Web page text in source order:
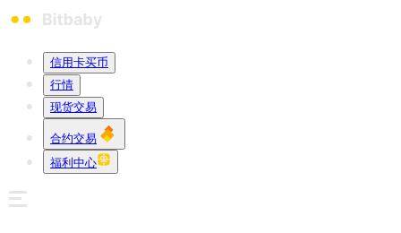
信用卡买币
行情
现货交易
合约交易
福利中心